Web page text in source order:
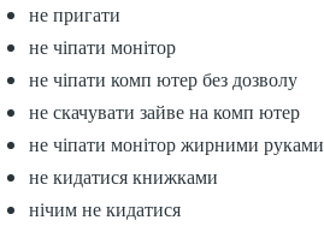
не пригати
не чіпати монітор
не чіпати комп ютер без дозволу
не скачувати зайве на комп ютер
не чіпати монітор жирними руками
не кидатися книжками
нічим не кидатися